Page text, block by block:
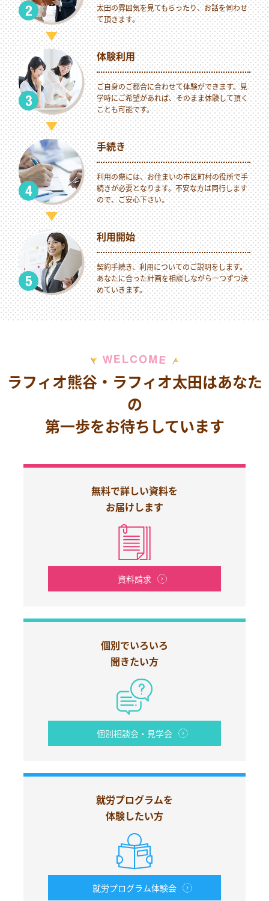
太田の雰囲気を見てもらったり、お話を伺わせ
て頂きます。
体験利用
ご自身のご都合に合わせて体験ができます。見
学時にご希望があれば、そのまま体験して頂く
ことも可能です。
手続き
利用の際には、お住まいの市区町村の役所で手
続きが必要となります。不安な方は同行します
ので、ご安心下さい。
利用開始
契約手続き、利用についてのご説明をします。
あなたに合った計画を相談しながら一つずつ決
めていきます。
WELCOME
ラフィオ熊谷・ラフィオ太田はあなた
の
第一歩をお待ちしています
無料で詳しい資料を
お届けします
資料請求
個別でいろいろ
聞きたい方
個別相談会・見学会
就労プログラムを
体験したい方
就労プログラム体験会